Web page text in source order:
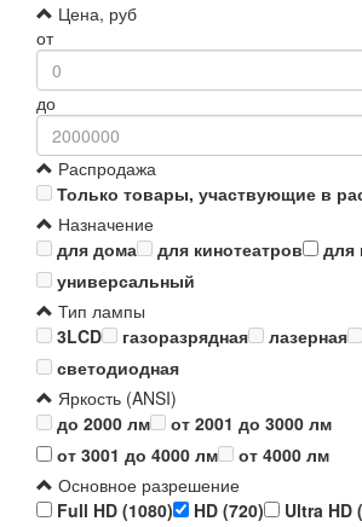
Цена, руб
от
до
Распродажа
Только товары, участвующие в
Назначение
для дома
для кинотеатров
для
универсальный
Тип лампы
3LCD
газоразрядная лазерная
светодиодная
Яркость (ANSI)
до 2000 лм
от 2001 до 3000 лм
от 3001 до 4000 лм
от 4000 лм
Основное разрешение
Full HD (1080)
HD (720)
Ultra HD